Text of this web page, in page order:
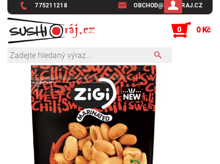
775211218 OBCHOD@SUSHIRAJ.CZ
0 0 Kč